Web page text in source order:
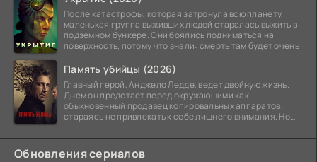
После катастрофы, которая затронула всю планету,
маленькая группа выживших людей старалась выжить в
подземном бункере. Они боялись подниматься на
поверхность, потому что знали: смерть там будет очень
Память убийцы (2026)
Главный герой, Анджело Ледде, ведет двойную жизнь.
Днем он предстает перед окружающими как
обыкновенный продавец копировальных аппаратов,
стараясь не привлекать к себе лишнего внимания. Но
Обновления сериалов